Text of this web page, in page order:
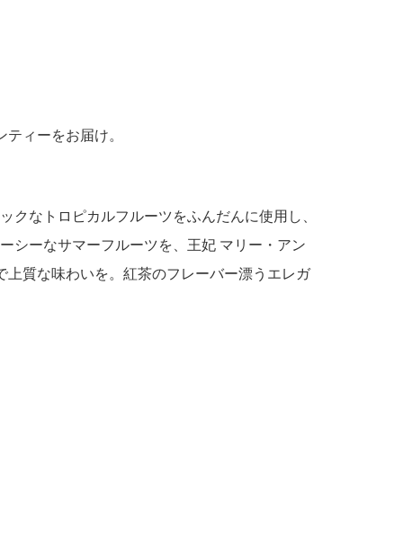
ィーをお届け。
なトロピカルフルーツをふんだんに使用し、
シーなサマーフルーツを、王妃 マリー・アン
質な味わいを。紅茶のフレーバー漂うエレガ